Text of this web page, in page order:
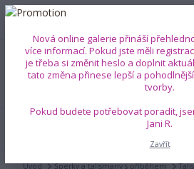
+420 739 353 708
Úvod Šperky a talismany s příběhem
Nová online galerie přináší
více informací. Pokud jste měli
je třeba si změnit heslo a doplnit
tato změna přinese lepší a
tvorby.
Pokud budete potřebovat poradit,
Jani R.
Zavřít